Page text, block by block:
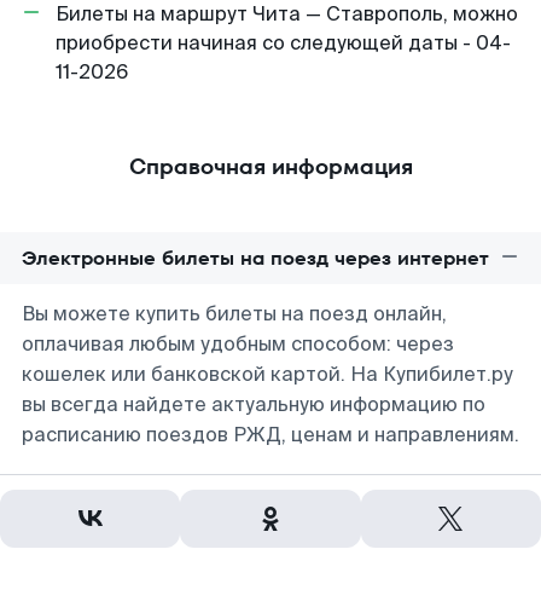
Билеты на маршрут Чита — Ставрополь, можно
приобрести начиная со следующей даты - 04-
11-2026
Справочная информация
Электронные билеты на поезд через интернет
Вы можете купить билеты на поезд онлайн,
оплачивая любым удобным способом: через
кошелек или банковской картой. На Купибилет.ру
вы всегда найдете актуальную информацию по
расписанию поездов РЖД, ценам и направлениям.